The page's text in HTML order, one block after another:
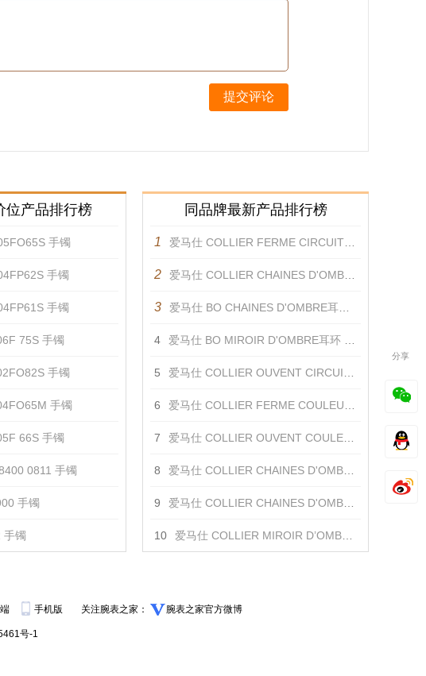
提交评论
位产品排行榜
手镯
手镯
手镯
75S 手镯
手镯
手镯
66S 手镯
0811 手镯
手镯
手镯
同品牌最新产品排行榜
1 爱马仕 COLLIER FERME CIRCUIT DE LUMIERE项链 项链
2 爱马仕 COLLIER CHAINES D'OMBRE项链 项链
3 爱马仕 BO CHAINES D'OMBRE耳环 耳饰
4 爱马仕 BO MIROIR D'OMBRE耳环 耳饰
5 爱马仕 COLLIER OUVENT CIRCUIT DE LUMIERE项链 项链
6 爱马仕 COLLIER FERME COULEURS DU JOUR项链 项链
7 爱马仕 COLLIER OUVENT COULEURS DU JOUR 项链 项链
8 爱马仕 COLLIER CHAINES D'OMBRE项链 项链
9 爱马仕 COLLIER CHAINES D'OMBRE项链 项链
10 爱马仕 COLLIER MIROIR D’OMBRE项链 项链
手机版 关注腕表之家： 腕表之家官方微博
号-1
分享